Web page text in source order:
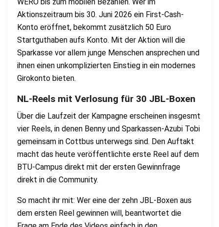
WERO bis zum mobilen Bezahlen. Wer im
Aktionszeitraum bis 30. Juni 2026 ein First-Cash-
Konto eröffnet, bekommt zusätzlich 50 Euro
Startguthaben aufs Konto. Mit der Aktion will die
Sparkasse vor allem junge Menschen ansprechen und
ihnen einen unkomplizierten Einstieg in ein modernes
Girokonto bieten.
NL-Reels mit Verlosung für 30 JBL-Boxen
Über die Laufzeit der Kampagne erscheinen insgesmt
vier Reels, in denen Benny und Sparkassen-Azubi Tobi
gemeinsam in Cottbus unterwegs sind. Den Auftakt
macht das heute veröffentlichte erste Reel auf dem
BTU-Campus direkt mit der ersten Gewinnfrage
direkt in die Community.
So macht ihr mit: Wer eine der zehn JBL-Boxen aus
dem ersten Reel gewinnen will, beantwortet die